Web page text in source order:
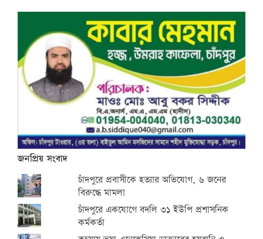
জনপ্রিয় সংবাদ
চাঁদপুরে প্রবাসীকে হত্যার অভিযোগ, ৬ জনের
বিরুদ্ধে মামলা
চাঁদপুরে একযোগে বদলি ৩১ ইউপি প্রশাসনিক
কর্মকর্তা